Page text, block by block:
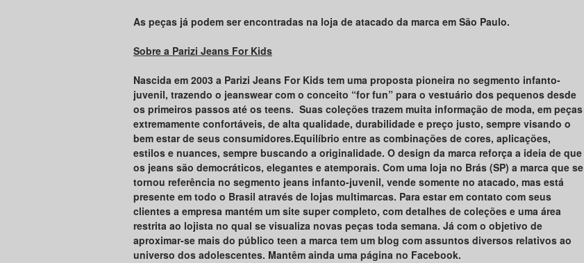
As peças já podem ser encontradas na loja de atacado da marca em São Paulo.
Sobre a Parizi Jeans For Kids
Nascida em 2003 a Parizi Jeans For Kids tem uma proposta pioneira no segmento infanto-
juvenil, trazendo o jeanswear com o conceito “for fun” para o vestuário dos pequenos desde
os primeiros passos até os teens. Suas coleções trazem muita informação de moda, em peças
extremamente confortáveis, de alta qualidade, durabilidade e preço justo, sempre visando o
bem estar de seus consumidores.Equilíbrio entre as combinações de cores, aplicações,
estilos e nuances, sempre buscando a originalidade. O design da marca reforça a ideia de que
os jeans são democráticos, elegantes e atemporais. Com uma loja no Brás (SP) a marca que se
tornou referência no segmento jeans infanto-juvenil, vende somente no atacado, mas está
presente em todo o Brasil através de lojas multimarcas. Para estar em contato com seus
clientes a empresa mantém um site super completo, com detalhes de coleções e uma área
restrita ao lojista no qual se visualiza novas peças toda semana. Já com o objetivo de
aproximar-se mais do público teen a marca tem um blog com assuntos diversos relativos ao
universo dos adolescentes. Mantêm ainda uma página no Facebook.